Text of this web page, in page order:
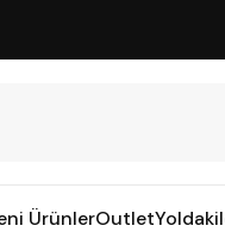
ÜrünlerOutlet